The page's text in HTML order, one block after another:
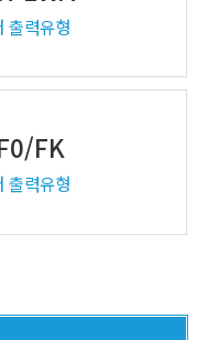
출력유형
FK
출력유형